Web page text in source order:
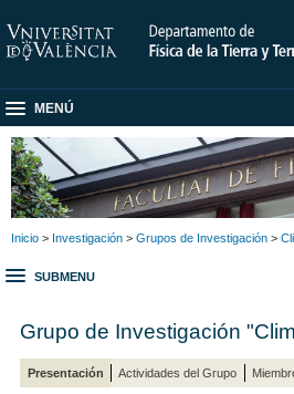
MENÚ
Inicio > Investigación > Grupos de Investigación >
SUBMENU
Grupo de Investigación
Presentación Actividades del Grupo